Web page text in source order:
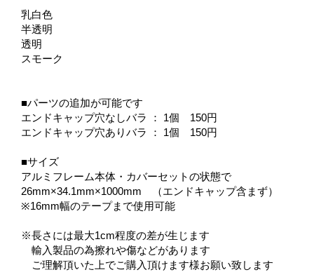
乳白色
半透明
透明
スモーク
■パーツの追加が可能です
エンドキャップ穴なしバラ ： 1個 150円
エンドキャップ穴ありバラ ： 1個 150円
■サイズ
アルミフレーム本体・カバーセットの状態で
26mm×34.1mm×1000mm （エンドキャップ含まず）
※16mm幅のテープまで使用可能
※長さには最大1cm程度の差が生じます
輸入製品の為擦れや傷などがあります
ご理解頂いた上でご購入頂けます様お願い致します